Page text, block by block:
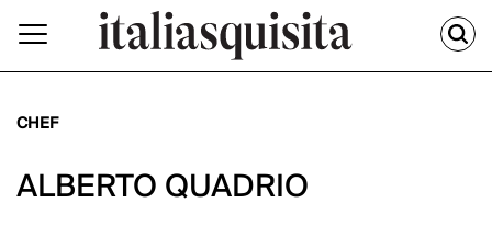
CHEF
ALBERTO QUADRIO